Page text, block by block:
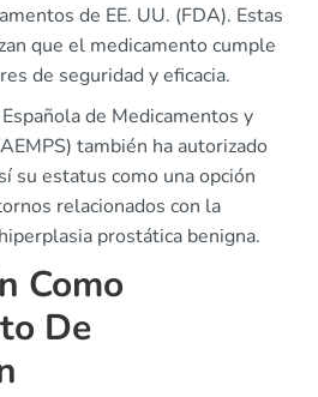
de EE. UU. (FDA). Estas
que el medicamento cumple
de seguridad y eficacia.
de Medicamentos y
también ha autorizado
su estatus como una opción
relacionados con la
prostática benigna.
Como
De